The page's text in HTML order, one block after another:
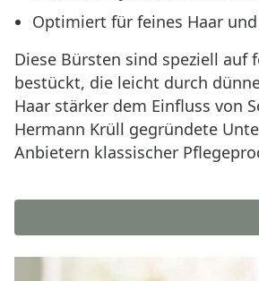
Optimiert für feines Haar
Diese Bürsten sind speziell
bestückt, die leicht durch
Haar stärker dem Einfluss von
Hermann Krüll gegründete
Anbietern klassischer